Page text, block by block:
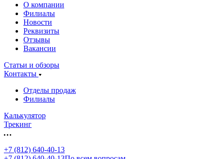
О компании
Филиалы
Новости
Реквизиты
Отзывы
Вакансии
Статьи и обзоры
Контакты
Отделы продаж
Филиалы
Калькулятор
Трекинг
+7 (812) 640-40-13